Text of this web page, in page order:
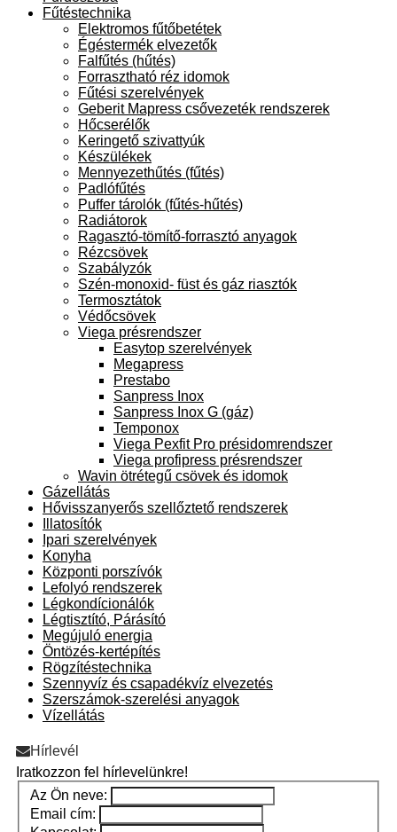
Fűtéstechnika
Elektromos fűtőbetétek
Égéstermék elvezetők
Falfűtés (hűtés)
Forrasztható réz idomok
Fűtési szerelvények
Geberit Mapress csővezeték rendszerek
Hőcserélők
Keringető szivattyúk
Készülékek
Mennyezethűtés (fűtés)
Padlófűtés
Puffer tárolók (fűtés-hűtés)
Radiátorok
Ragasztó-tömítő-forrasztó anyagok
Rézcsövek
Szabályzók
Szén-monoxid- füst és gáz riasztók
Termosztátok
Védőcsövek
Viega présrendszer
Easytop szerelvények
Megapress
Prestabo
Sanpress Inox
Sanpress Inox G (gáz)
Temponox
Viega Pexfit Pro présidomrendszer
Viega profipress présrendszer
Wavin ötrétegű csövek és idomok
Gázellátás
Hővisszanyerős szellőztető rendszerek
Illatosítók
Ipari szerelvények
Konyha
Központi porszívók
Lefolyó rendszerek
Légkondícionálók
Légtisztító, Párásító
Megújuló energia
Öntözés-kertépítés
Rögzítéstechnika
Szennyvíz és csapadékvíz elvezetés
Szerszámok-szerelési anyagok
Vízellátás
Hírlevél
Iratkozzon fel hírlevelünkre!
Az Ön neve:
Email cím: